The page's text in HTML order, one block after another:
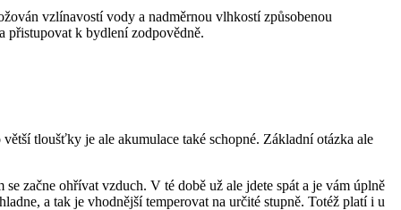
vzlínavostí vody a nadměrnou vlhkostí způsobenou
přistupovat k bydlení zodpovědně.
tloušťky je ale akumulace také schopné. Základní otázka ale
začne ohřívat vzduch. V té době už ale jdete spát a je vám úplně
a tak je vhodnější temperovat na určité stupně. Totéž platí i u